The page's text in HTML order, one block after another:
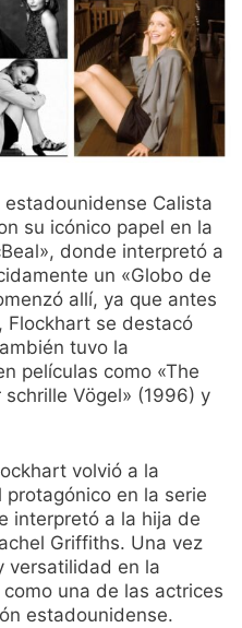
Calista
su icónico papel en la
donde interpretó a
un «Globo de
allí, ya que antes
Flockhart se destacó
tuvo la
películas como «The
Vögel» (1996) y
volvió a la
en la serie
interpretó a la hija de
Griffiths. Una vez
versatilidad en la
una de las actrices
estadounidense.